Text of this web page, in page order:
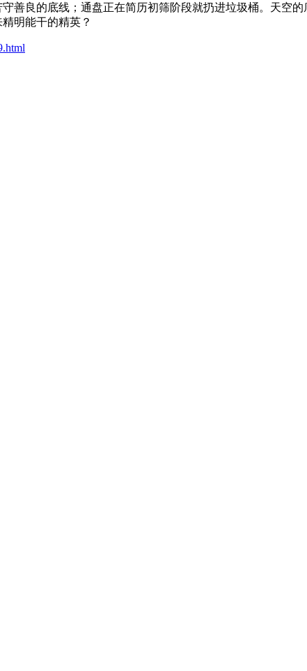
善良的底线；通盘正在简历初筛阶段就扔进垃圾桶。天空
明能干的精英？